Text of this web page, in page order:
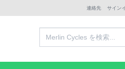
連絡先 サイン